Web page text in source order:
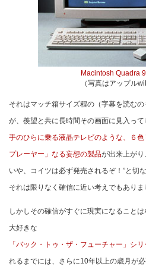
Macintosh Quadra
（写真はアップル
それはマッチ箱サイズ程の（字幕を読む
が、羨望と共に長時間その画面に見入って
手のひらに乗る液晶テレビのような、６
プレーヤー」なる妄想の製品が出来上がり
いや、コイツは必ず発売されるぞ！”と切
それは限りなく確信に近い考えでもありま
しかしその確信がすぐに現実になること
大好きな
「バック・トゥ・ザ・フューチャー」シ
れるまでには、さらに10年以上の歳月が必